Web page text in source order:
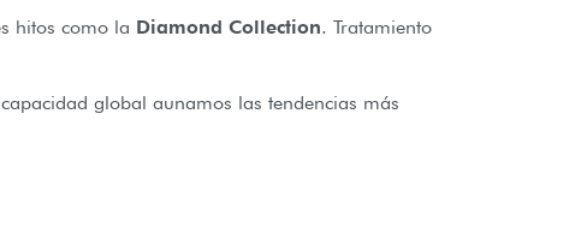
hitos como la Diamond Collection. Tratamiento
global aunamos las tendencias más